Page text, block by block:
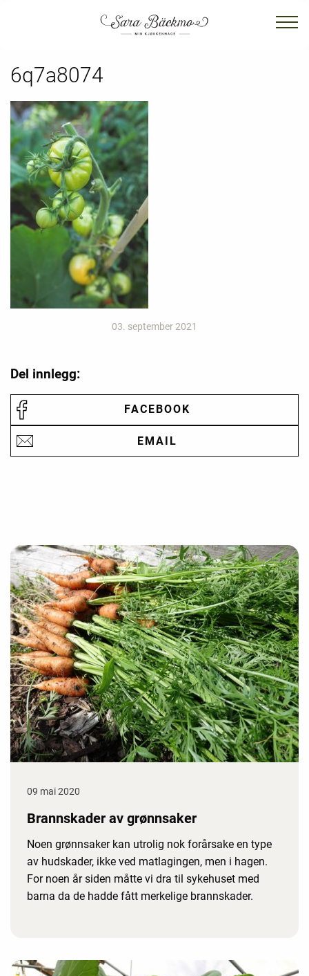
6q7a8074
03. september 2021
Del innlegg:
FACEBOOK
EMAIL
09 mai 2020
Brannskader av grønnsaker
Noen grønnsaker kan utrolig nok forårsake en type
av hudskader, ikke ved matlagingen, men i hagen.
For noen år siden måtte vi dra til sykehuset med
barna da de hadde fått merkelige brannskader.